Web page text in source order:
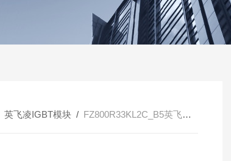
英飞凌IGBT模块/ FZ800R33KL2C_B5英飞凌IGBT模块FZ800R33KL2C_B5